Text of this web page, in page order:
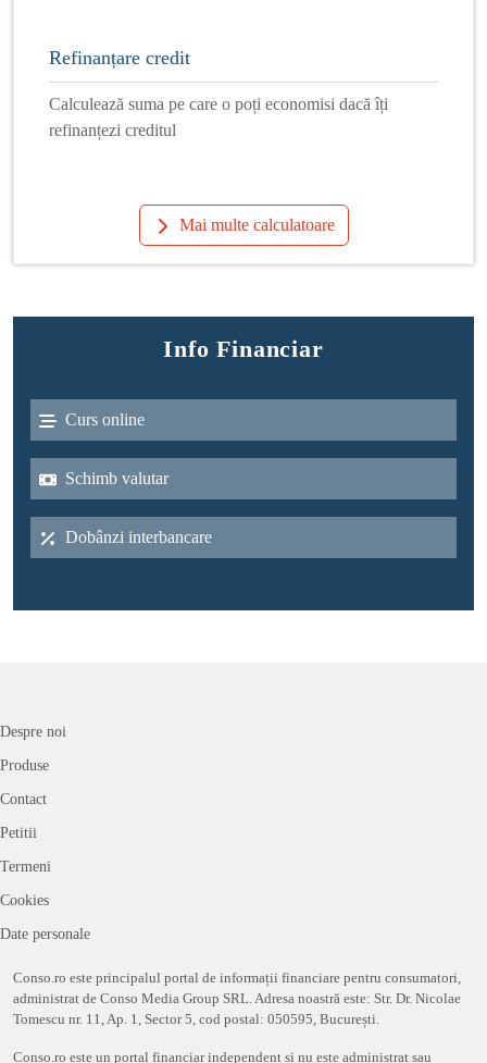
Refinanțare credit
Calculează suma pe care o poți economisi dacă îți
refinanțezi creditul
Mai multe calculatoare
Info Financiar
Curs online
Schimb valutar
Dobânzi interbancare
Despre noi
Produse
Contact
Petitii
Termeni
Cookies
Date personale
Conso.ro este principalul portal de informații financiare pentru consumatori,
administrat de Conso Media Group SRL. Adresa noastră este: Str. Dr. Nicolae
Tomescu nr. 11, Ap. 1, Sector 5, cod postal: 050595, București.
Conso.ro este un portal financiar independent și nu este administrat sau